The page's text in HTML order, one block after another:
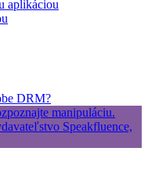
aplikáciou
DRM?